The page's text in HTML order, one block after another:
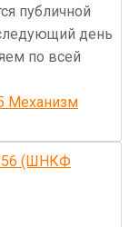
публичной
день
по всей